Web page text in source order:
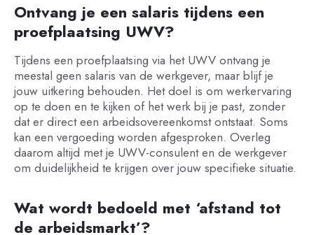
Ontvang je een salaris tijdens een
proefplaatsing UWV?
Tijdens een proefplaatsing via het UWV ontvang je
meestal geen salaris van de werkgever, maar blijf je
jouw uitkering behouden. Het doel is om werkervaring
op te doen en te kijken of het werk bij je past, zonder
dat er direct een arbeidsovereenkomst ontstaat. Soms
kan een vergoeding worden afgesproken. Overleg
daarom altijd met je UWV-consulent en de werkgever
om duidelijkheid te krijgen over jouw specifieke situatie.
Wat wordt bedoeld met ‘afstand tot
de arbeidsmarkt’?